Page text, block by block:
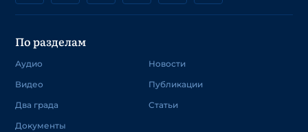
По разделам
Аудио
Видео
Два града
Документы
Новости
Публикации
Статьи